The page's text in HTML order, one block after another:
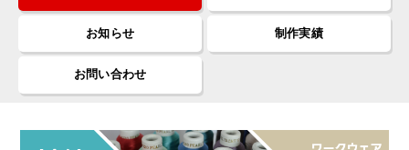
お知らせ 制作実績
お問い合わせ